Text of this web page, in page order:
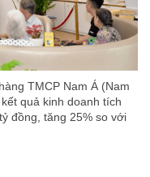
TMCP Nam Á (Nam
quả kinh doanh tích
đồng, tăng 25% so với